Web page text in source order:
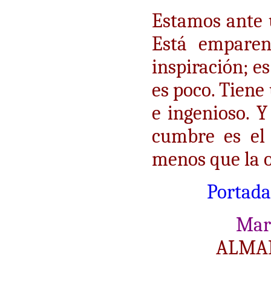
Estamos
Está
inspiración;
es poco.
e ingenioso.
cumbre es
menos que la
Portada